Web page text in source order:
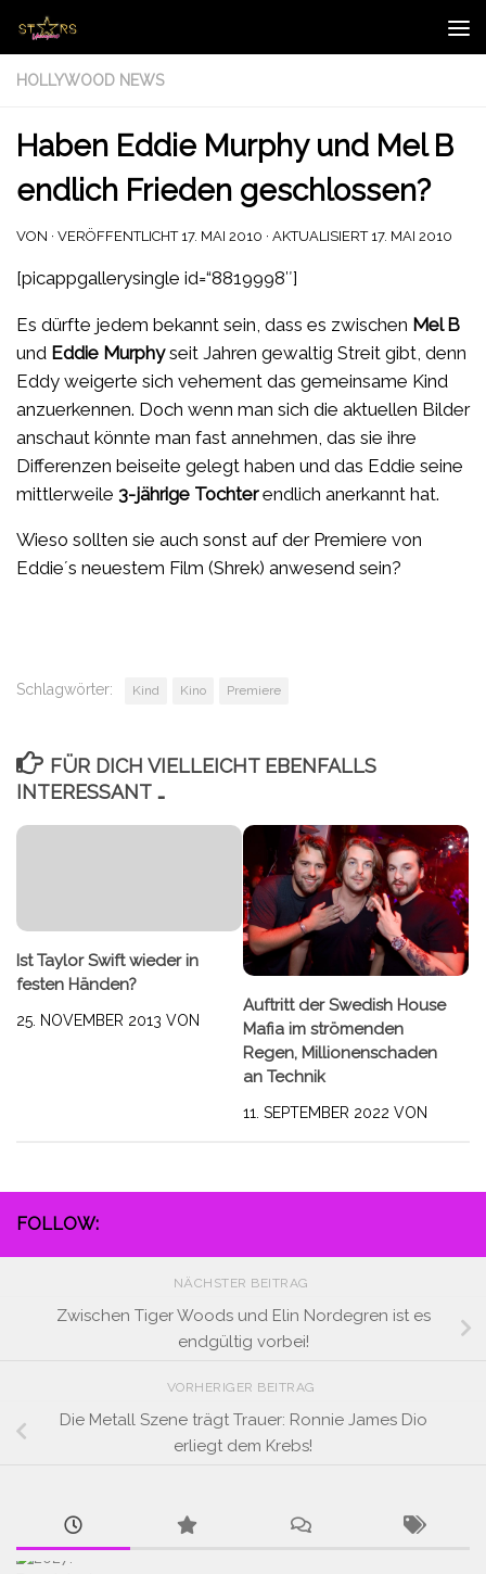
Zum Inhalt springen
HOLLYWOOD NEWS
Haben Eddie Murphy und Mel B
endlich Frieden geschlossen?
VON · VERÖFFENTLICHT 17. MAI 2010 · AKTUALISIERT 17. MAI 2010
[picappgallerysingle id=“8819998″]
Es dürfte jedem bekannt sein, dass es zwischen Mel B
und Eddie Murphyseit Jahren gewaltig Streit gibt, denn
Eddy weigerte sich vehement das gemeinsame Kind
anzuerkennen. Doch wenn man sich die aktuellen Bilder
anschaut könnte man fast annehmen, das sie ihre
Differenzen beiseite gelegt haben und das Eddie seine
mittlerweile 3-jährige Tochterendlich anerkannt hat.
Wieso sollten sie auch sonst auf der Premiere von
Eddie´s neuestem Film (Shrek) anwesend sein?
Schlagwörter: Kind Kino Premiere
FÜR DICH VIELLEICHT EBENFALLS
INTERESSANT …
Ist Taylor Swift wieder in
festen Händen?
25. NOVEMBER 2013 VON
Auftritt der Swedish House
Mafia im strömenden
Regen, Millionenschaden
an Technik
11. SEPTEMBER 2022 VON
FOLLOW:
NÄCHSTER BEITRAG
Zwischen Tiger Woods und Elin Nordegren ist es
endgültig vorbei!
VORHERIGER BEITRAG
Die Metall Szene trägt Trauer: Ronnie James Dio
erliegt dem Krebs!